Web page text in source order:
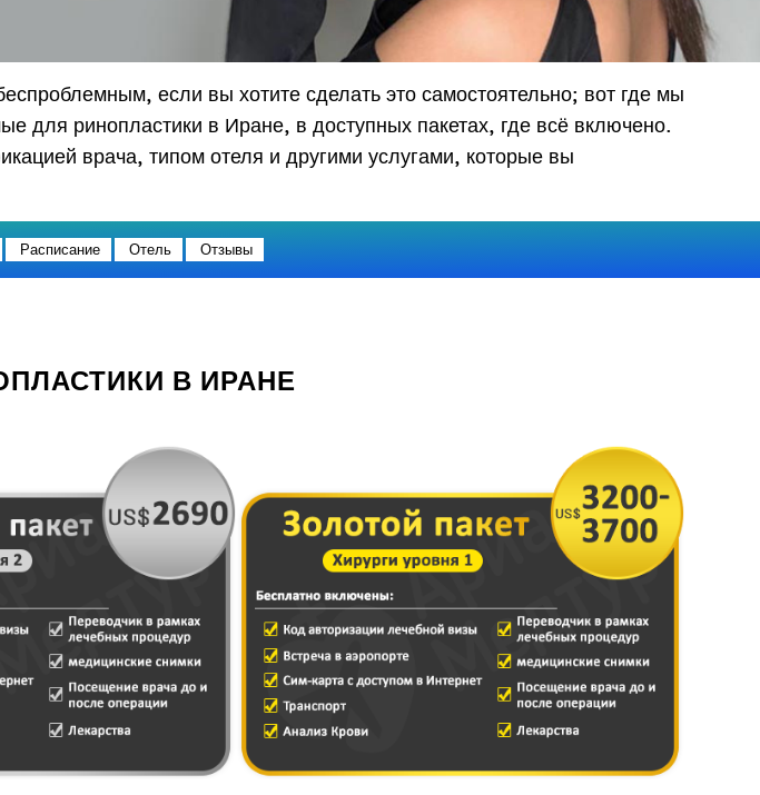
если вы хотите сделать это самостоятельно; вот где мы
для ринопластики в Иране, в доступных пакетах, где всё включено.
врача, типом отеля и другими услугами, которые вы
Расписание Отель Отзывы
В ИРАНЕ
byARForms